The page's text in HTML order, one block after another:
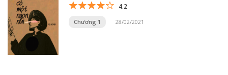
4.2
Chương 1 28/02/2021